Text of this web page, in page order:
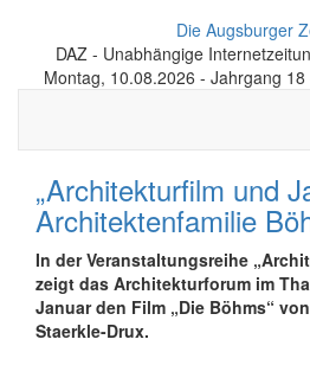
Die Augsburger
DAZ - Unabhängige
Montag, 10.08.2026 - Jahrgang
„Architekturfilm und
Architekten­familie
In der Veranstaltungsreihe
zeigt das Architektur­forum im
Januar den Film „Die Böhms“
Staerkle-Drux.